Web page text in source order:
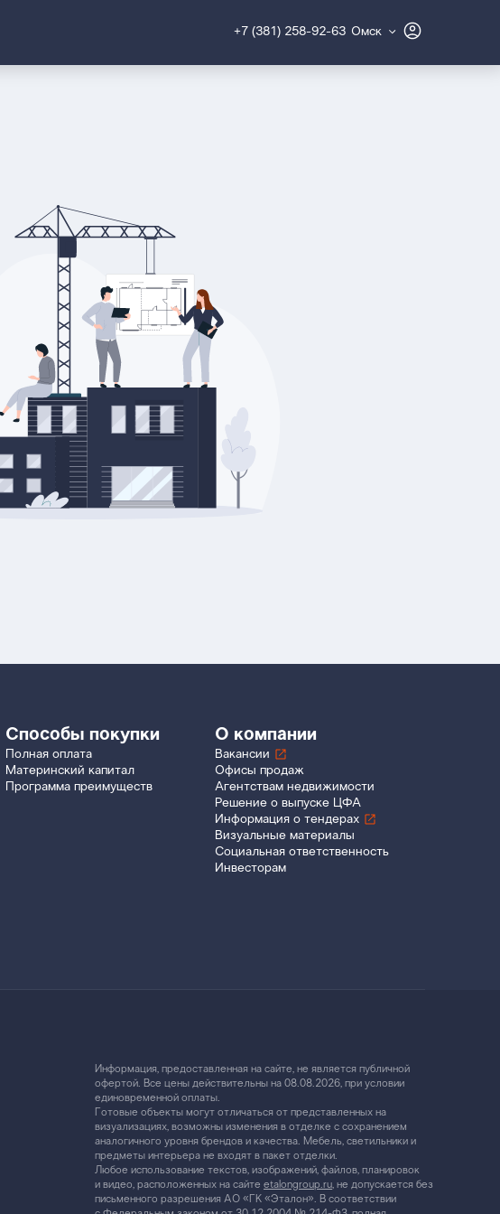
+7 (381) 258-92-63 Омск
Способы покупки
Полная оплата
Материнский капитал
Программа преимуществ
О компании
Вакансии
Офисы продаж
Агентствам недвижимости
Решение о выпуске ЦФА
Информация о тендерах
Визуальные материалы
Социальная ответственность
Инвесторам
Информация, предоставленная на сайте, не является публичной
офертой. Все цены действительны на 08.08.2026, при условии
единовременной оплаты.
Готовые объекты могут отличаться от представленных на
визуализациях, возможны изменения в отделке с сохранением
аналогичного уровня брендов и качества. Мебель, светильники и
предметы интерьера не входят в пакет отделки.
Любое использование текстов, изображений, файлов, планировок
и видео, расположенных на сайте etalongroup.ru, не допускается без
письменного разрешения АО «ГК «Эталон». В соответствии